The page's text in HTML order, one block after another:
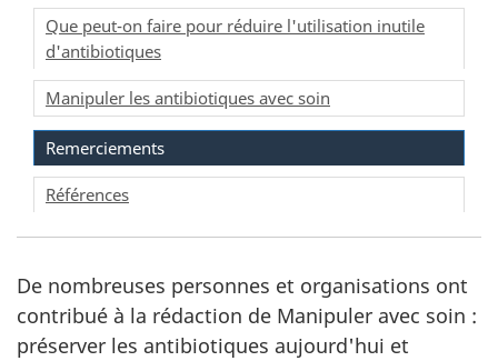
Que peut-on faire pour réduire l'utilisation inutile
d'antibiotiques
Manipuler les antibiotiques avec soin
Remerciements
Références
De nombreuses personnes et organisations ont
contribué à la rédaction de Manipuler avec soin :
préserver les antibiotiques aujourd'hui et